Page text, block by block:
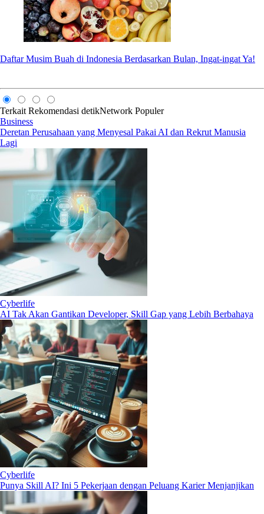
Daftar Musim Buah di Indonesia Berdasarkan Bulan, Ingat-ingat Ya!
Terkait Rekomendasi detikNetwork Populer
Business
Deretan Perusahaan yang Menyesal Pakai AI dan Rekrut Manusia
Lagi
Cyberlife
AI Tak Akan Gantikan Developer, Skill Gap yang Lebih Berbahaya
Cyberlife
Punya Skill AI? Ini 5 Pekerjaan dengan Peluang Karier Menjanjikan